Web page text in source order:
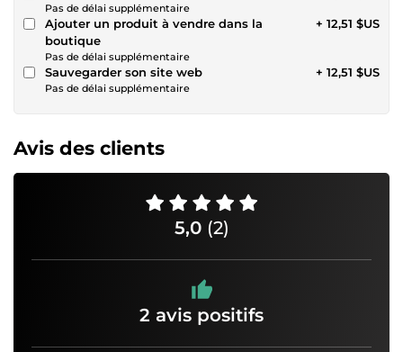
Pas de délai supplémentaire
Ajouter un produit à vendre dans la
boutique
Pas de délai supplémentaire
+ 12,51 $US
Sauvegarder son site web
Pas de délai supplémentaire
+ 12,51 $US
Avis des clients
5,0 (2)
2 avis positifs